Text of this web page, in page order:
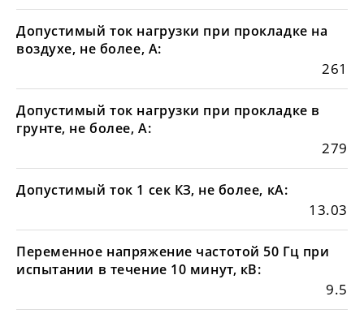
Допустимый ток нагрузки при прокладке на
воздухе, не более, А:
261
Допустимый ток нагрузки при прокладке в
грунте, не более, А:
279
Допустимый ток 1 сек КЗ, не более, кА:
13.03
Переменное напряжение частотой 50 Гц при
испытании в течение 10 минут, кВ:
9.5